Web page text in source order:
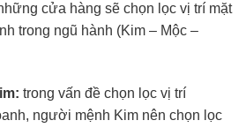
cửa hàng sẽ chọn lọc vị trí mặt
trong ngũ hành (Kim – Mộc –
trong vấn đề chọn lọc vị trí
người mệnh Kim nên chọn lọc